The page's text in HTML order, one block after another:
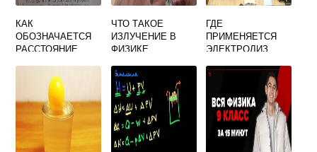
КАК
ОБОЗНАЧАЕТСЯ
РАССТОЯНИЕ
ЗАРЯДАМИ В
ФИЗИКЕ
ЧТО ТАКОЕ
ИЗЛУЧЕНИЕ В
ФИЗИКЕ
ГДЕ
ПРИМЕНЯЕТСЯ
ЭЛЕКТРОЛИЗ